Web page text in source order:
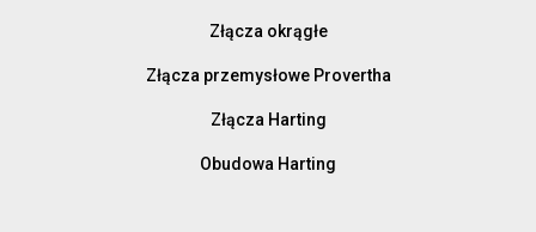
Złącza okrągłe
Złącza przemysłowe Provertha
Złącza Harting
Obudowa Harting